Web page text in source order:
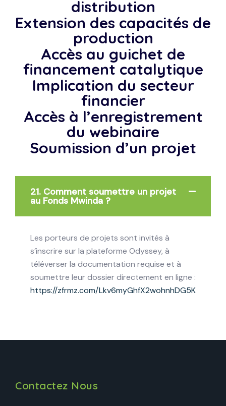
distribution
Extension des capacités de
production
Accès au guichet de
financement catalytique
Implication du secteur
financier
Accès à l’enregistrement
du webinaire
Soumission d’un projet
21. Comment soumettre un projet
au Fonds Mwinda ?
Les porteurs de projets sont invités à
s’inscrire sur la plateforme Odyssey, à
téléverser la documentation requise et à
soumettre leur dossier directement en ligne :
https://zfrmz.com/Lkv6myGhfX2wohnhDG5K
Contactez Nous